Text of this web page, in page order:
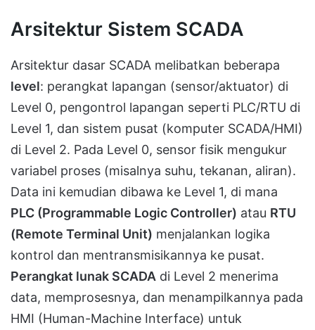
Arsitektur Sistem SCADA
Arsitektur dasar SCADA melibatkan beberapa
level: perangkat lapangan (sensor/aktuator) di
Level 0, pengontrol lapangan seperti PLC/RTU di
Level 1, dan sistem pusat (komputer SCADA/HMI)
di Level 2. Pada Level 0, sensor fisik mengukur
variabel proses (misalnya suhu, tekanan, aliran).
Data ini kemudian dibawa ke Level 1, di mana
PLC (Programmable Logic Controller) atau RTU
(Remote Terminal Unit) menjalankan logika
kontrol dan mentransmisikannya ke pusat.
Perangkat lunak SCADA di Level 2 menerima
data, memprosesnya, dan menampilkannya pada
HMI (Human-Machine Interface) untuk